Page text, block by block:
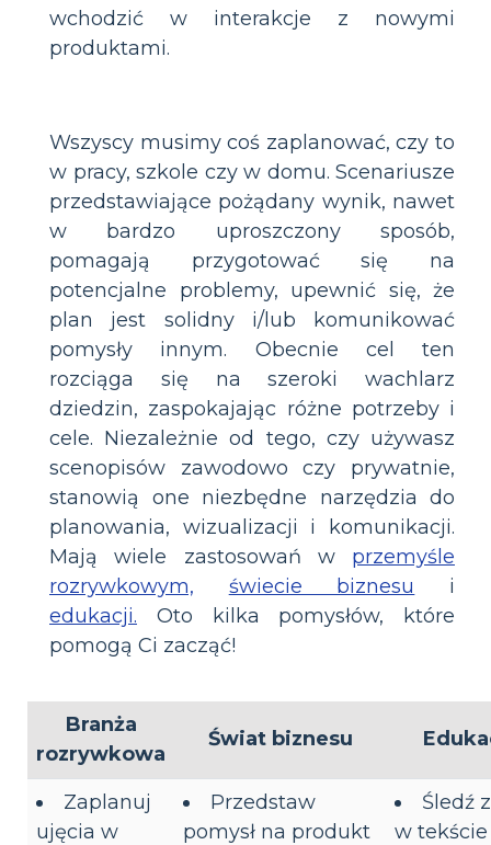
wchodzić w interakcje z nowymi
produktami.
Wszyscy musimy coś zaplanować, czy to
w pracy, szkole czy w domu. Scenariusze
przedstawiające pożądany wynik, nawet
w bardzo uproszczony sposób,
pomagają przygotować się na
potencjalne problemy, upewnić się, że
plan jest solidny i/lub komunikować
pomysły innym. Obecnie cel ten
rozciąga się na szeroki wachlarz
dziedzin, zaspokajając różne potrzeby i
cele. Niezależnie od tego, czy używasz
scenopisów zawodowo czy prywatnie,
stanowią one niezbędne narzędzia do
planowania, wizualizacji i komunikacji.
Mają wiele zastosowań w przemyśle
rozrywkowym,
świecie biznesu
i
edukacji. Oto kilka pomysłów, które
pomogą Ci zacząć!
Branża
rozrywkowa
Świat biznesu
Zaplanuj
ujęcia w
Przedstaw
pomysł na produkt
Śledź
w tekście